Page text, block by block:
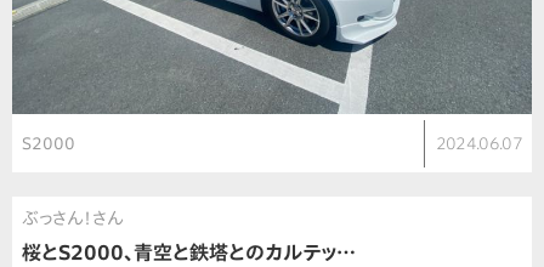
S2000 2024.06.07
ぶっさん！さん
桜とS2000、青空と鉄塔とのカルテッ…